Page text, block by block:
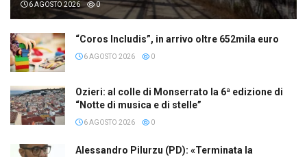
6 AGOSTO 2026 0
“Coros Includis”, in arrivo oltre 652mila euro
6 AGOSTO 2026 0
Ozieri: al colle di Monserrato la 6ª edizione di
“Notte di musica e di stelle”
6 AGOSTO 2026 0
Alessandro Pilurzu (PD): «Terminata la